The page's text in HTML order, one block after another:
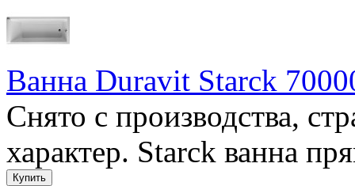
Ванна Duravit Starck
Снято с производства,
характер. Starck ванна